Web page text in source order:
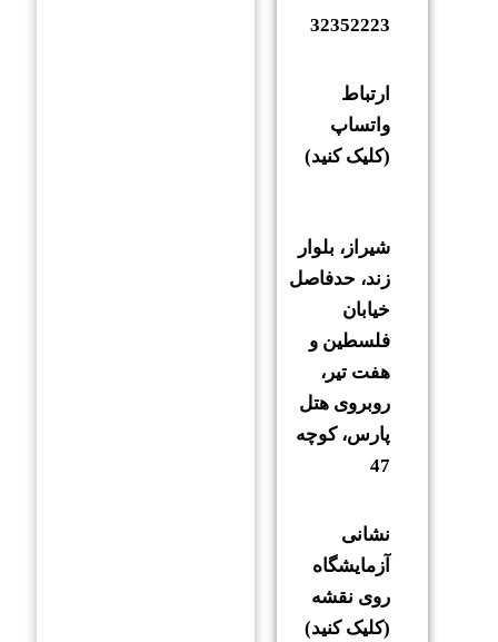
32352223
ارتباط
واتساپ
(کلیک کنید)
شیراز، بلوار
زند، حدفاصل
خیابان
فلسطین و
هفت تیر،
روبروی هتل
پارس، کوچه
47
نشانی
آزمایشگاه
روی نقشه
(کلیک کنید)